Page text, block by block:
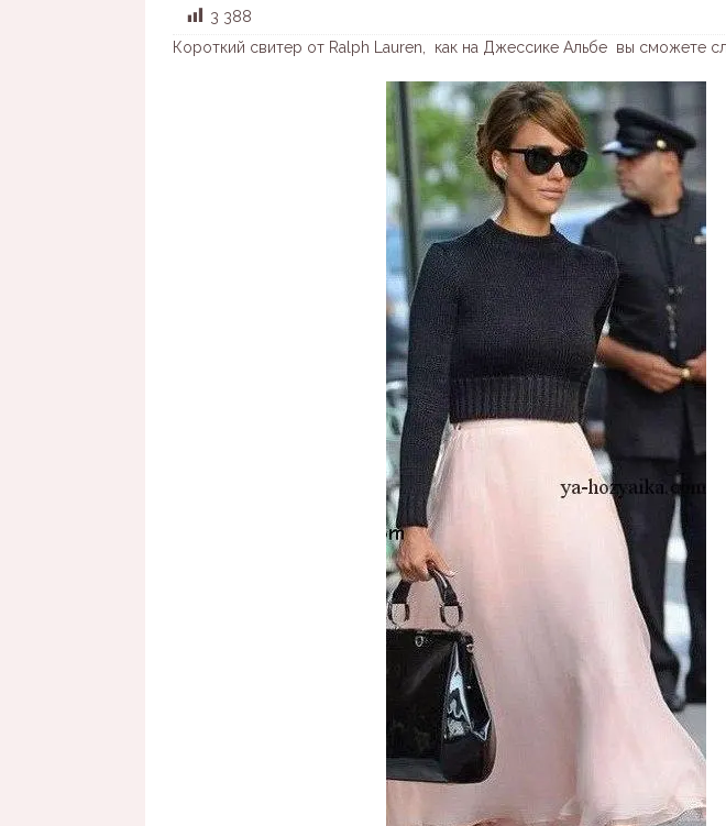
3 388
Короткий свитер от Ralph Lauren, как на Джессике Альбе вы сможете